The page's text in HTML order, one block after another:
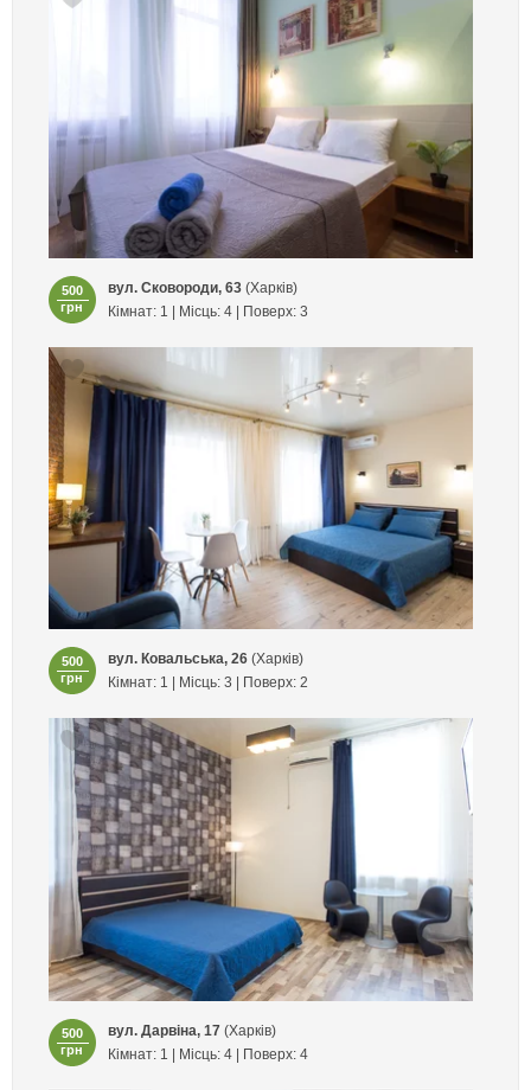
500
грн
вул. Сковороди, 63(Харків)
Кімнат: 1 | Місць: 4 | Поверх: 3
500
грн
вул. Ковальська, 26(Харків)
Кімнат: 1 | Місць: 3 | Поверх: 2
500
грн
вул. Дарвіна, 17(Харків)
Кімнат: 1 | Місць: 4 | Поверх: 4